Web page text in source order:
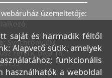
webáruház üzemeltetője:
Synchrony LM
Ferenc utca 18.
saját és harmadik féltől
Alapvető sütik, amelyek
funkcionális
használhatók a weboldal